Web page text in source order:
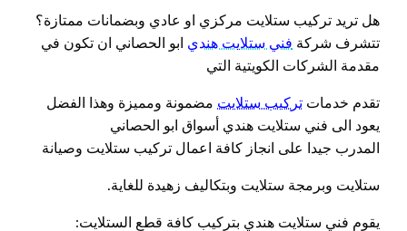
هل تريد تركيب ستلايت مركزي او عادي وبضمانات ممتازة؟
تتشرف شركة فني ستلايت هندي ابو الحصاني ان تكون في
مقدمة الشركات الكويتية التي
تقدم خدمات تركيب ستلايت مضمونة ومميزة وهذا الفضل
يعود الى فني ستلايت هندي أسواق ابو الحصاني
المدرب جيدا على انجاز كافة اعمال تركيب ستلايت وصيانة
ستلايت وبرمجة ستلايت وبتكاليف زهيدة للغاية.
يقوم فني ستلايت هندي بتركيب كافة قطع الستلايت: